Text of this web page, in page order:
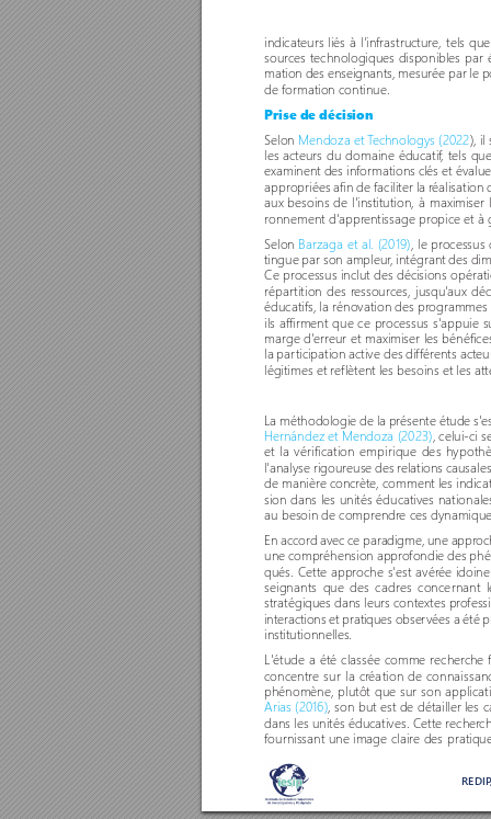
REDIP
indicateurs liés à l'infrastructure, tels
sources technologiques disponibles
mation des enseignants, mesurée par le
de formation continue.
Prise de décision
Selon Mendoza et Technologys (2022), il
les acteurs du domaine éducatif, tels
examinent des informations clés et
appropriées afin de faciliter la réalisation
aux besoins de l'institution, à maximiser
ronnement d'apprentissage propice et à
Selon Barzaga et al. (2019) , le processus
tingue par son ampleur, intégrant des
Ce processus inclut des décisions
répartition des ressources, jusqu'aux
éducatifs, la rénovation des programmes
ils affirment que ce processus s'appuie
marge d'erreur et maximiser les
la participation active des différents
légitimes et reflètent les besoins et les
La méthodologie de la présente étude
Hernández et Mendoza (2023) , celui-ci
et la vérification empirique des
l'analyse rigoureuse des relations
de manière concrète, comment les
sion dans les unités éducatives
au besoin de comprendre ces
En accord avec ce paradigme, une appr
une compréhension approfondie des
qués. Cette approche s'est avérée
seignants que des cadres
stratégiques dans leurs contextes pro
interactions et pratiques observées a été
institutionnelles.
L'étude a été classée comme recherche
concentre sur la création de
phénomène, plutôt que sur son
Arias (2016), son but est de détailler les
dans les unités éducatives. Cette recher
fournissant une image claire des